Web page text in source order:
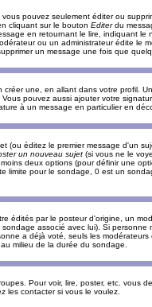
pouvez seulement éditer ou
cliquant sur le bouton Editerdu
en retournant le lire, indiquant
ou un administrateur édite le
un message une fois que
une, en allant dans votre profil.
pouvez aussi ajouter votre
à un message en particulier en
(ou éditez le premier message d'un
un nouveau sujet (si vous ne le
deux options (pour définir une
limite pour le sondage, 0 est un
édités par le posteur d'origine, un
associé avec lui). Si
a déjà voté, seuls les
milieu de la durée du sondage.
Pour voir, lire, poster, etc. vous
les contacter si vous le voulez.